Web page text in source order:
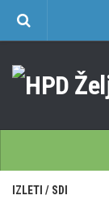
Učlanjenje
Kontakt
Početna
IZLETI / SDI